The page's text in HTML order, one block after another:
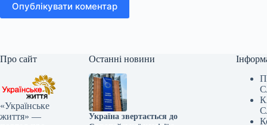
Опублікувати коментар
Про сайт
«Українське
життя» —
Останні новини
Україна звертається до